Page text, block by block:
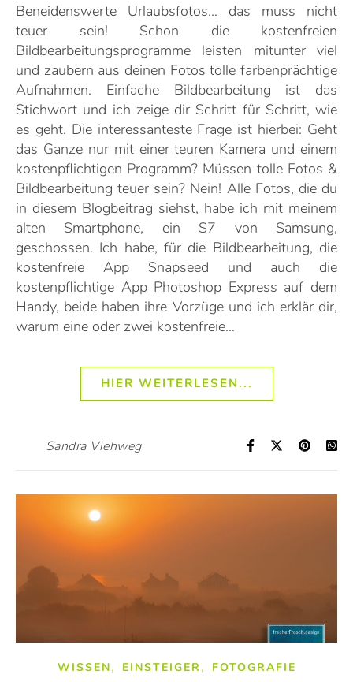
Beneidenswerte Urlaubsfotos… das muss nicht
teuer sein! Schon die kostenfreien
Bildbearbeitungsprogramme leisten mitunter viel
und zaubern aus deinen Fotos tolle farbenprächtige
Aufnahmen. Einfache Bildbearbeitung ist das
Stichwort und ich zeige dir Schritt für Schritt, wie
es geht. Die interessanteste Frage ist hierbei: Geht
das Ganze nur mit einer teuren Kamera und einem
kostenpflichtigen Programm? Müssen tolle Fotos &
Bildbearbeitung teuer sein? Nein! Alle Fotos, die du
in diesem Blogbeitrag siehst, habe ich mit meinem
alten Smartphone, ein S7 von Samsung,
geschossen. Ich habe, für die Bildbearbeitung, die
kostenfreie App Snapseed und auch die
kostenpflichtige App Photoshop Express auf dem
Handy, beide haben ihre Vorzüge und ich erklär dir,
warum eine oder zwei kostenfreie…
HIER WEITERLESEN...
Sandra Viehweg
WISSEN, EINSTEIGER , FOTOGRAFIE